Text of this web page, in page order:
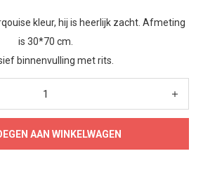
kleur, hij is heerlijk zacht. Afmeting
is 30*70 cm.
binnenvulling met rits.
AAN WINKELWAGEN